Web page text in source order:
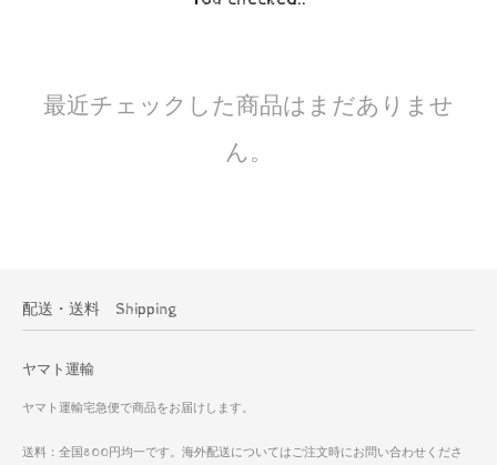
最近チェックした商品はまだありませ
ん。
配送・送料 Shipping
ヤマト運輸
ヤマト運輸宅急便で商品をお届けします。
送料：全国800円均一です。海外配送についてはご注文時にお問い合わせくださ